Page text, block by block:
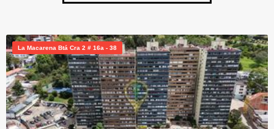
La Macarena Btá Cra 2 # 16a - 38